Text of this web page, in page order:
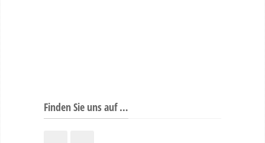
Finden Sie uns auf …